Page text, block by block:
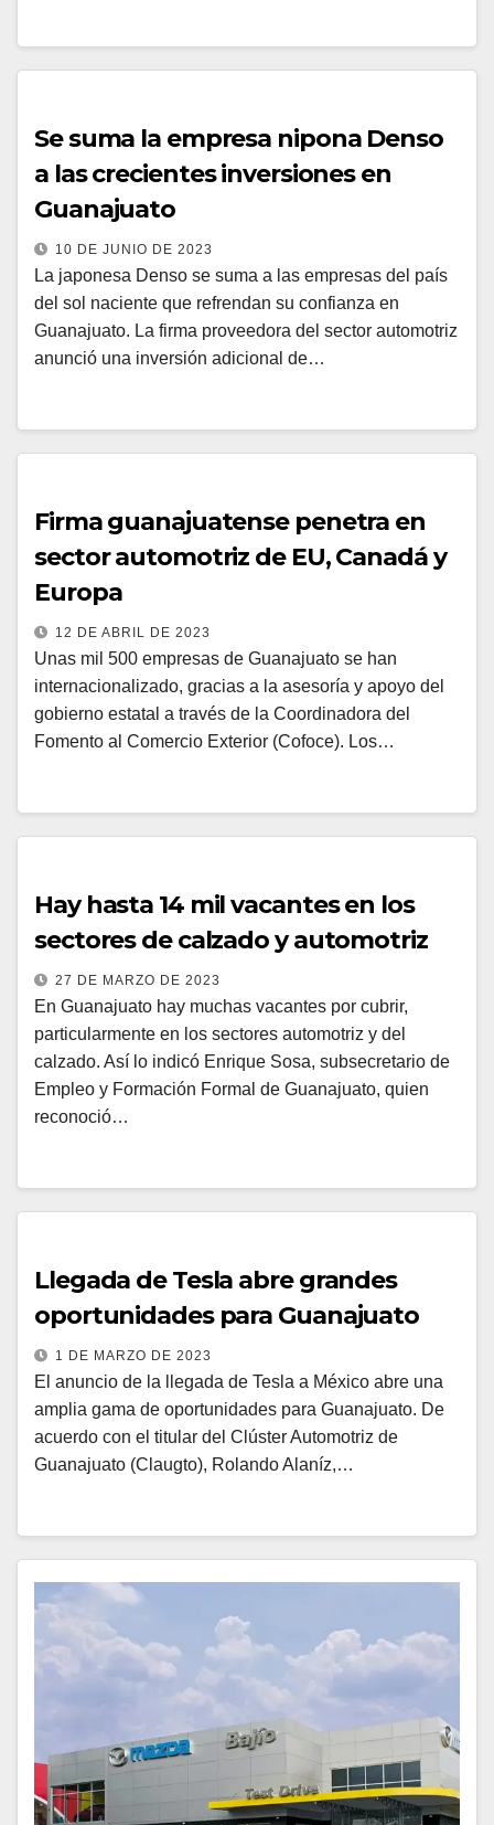
Se suma la empresa nipona Denso
a las crecientes inversiones en
Guanajuato
10 DE JUNIO DE 2023
La japonesa Denso se suma a las empresas del país
del sol naciente que refrendan su confianza en
Guanajuato. La firma proveedora del sector automotriz
anunció una inversión adicional de…
Firma guanajuatense penetra en
sector automotriz de EU, Canadá y
Europa
12 DE ABRIL DE 2023
Unas mil 500 empresas de Guanajuato se han
internacionalizado, gracias a la asesoría y apoyo del
gobierno estatal a través de la Coordinadora del
Fomento al Comercio Exterior (Cofoce). Los…
Hay hasta 14 mil vacantes en los
sectores de calzado y automotriz
27 DE MARZO DE 2023
En Guanajuato hay muchas vacantes por cubrir,
particularmente en los sectores automotriz y del
calzado. Así lo indicó Enrique Sosa, subsecretario de
Empleo y Formación Formal de Guanajuato, quien
reconoció…
Llegada de Tesla abre grandes
oportunidades para Guanajuato
1 DE MARZO DE 2023
El anuncio de la llegada de Tesla a México abre una
amplia gama de oportunidades para Guanajuato. De
acuerdo con el titular del Clúster Automotriz de
Guanajuato (Claugto), Rolando Alaníz,…